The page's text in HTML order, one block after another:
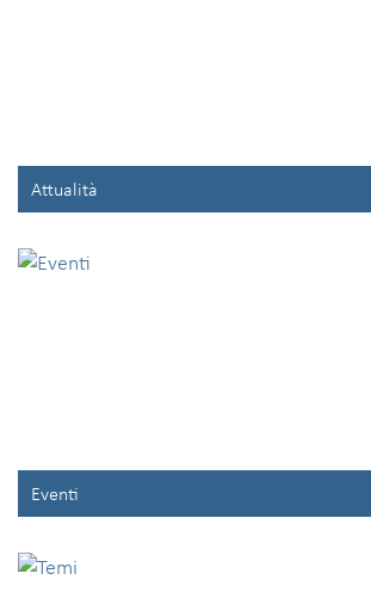
Attualità
Eventi